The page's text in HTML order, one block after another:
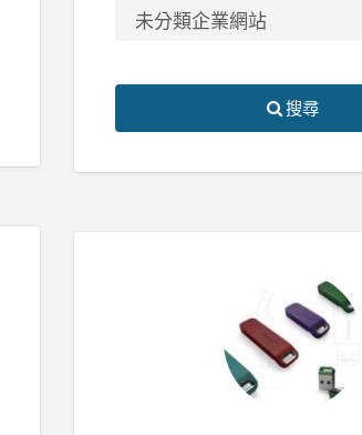
搜尋